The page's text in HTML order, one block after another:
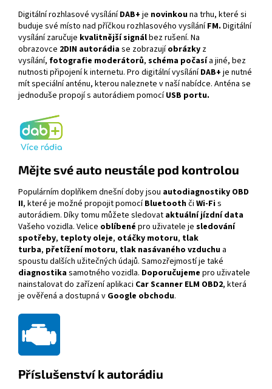
Digitální rozhlasové vysíláníDAB+ je novinkouna trhu, které si
buduje své místo nad příčkou rozhlasového vysíláníFM. Digitální
vysílání zaručuje kvalitnější signálbez rušení. Na
obrazovce 2DIN autorádiase zobrazujíobrázky z
vysílání, fotografie moderátorů, schéma počasía jiné, bez
nutnosti připojení k internetu. Pro digitální vysíláníDAB+ je nutné
mít speciální anténu, kterou naleznete v naší nabídce. Anténa se
jednoduše propojí s autorádiem pomocíUSB portu.
Mějte své auto neustále pod kontrolou
Populárním doplňkem dnešní doby jsou autodiagnostiky OBD
II, které je možné propojit pomocíBluetoothči Wi-Fis
autorádiem. Díky tomu můžete sledovat aktuální jízdní data
Vašeho vozidla. Velice oblíbené pro uživatele je sledování
spotřeby, teploty oleje, otáčky motoru, tlak
turba, přetížení motoru, tlak nasávaného vzduchu a
spoustu dalších užitečných údajů. Samozřejmostí je také
diagnostikasamotného vozidla. Doporučujeme pro uživatele
nainstalovat do zařízení aplikaci Car Scanner ELM OBD2, která
je ověřená a dostupná v Google obchodu.
Příslušenství k autorádiu